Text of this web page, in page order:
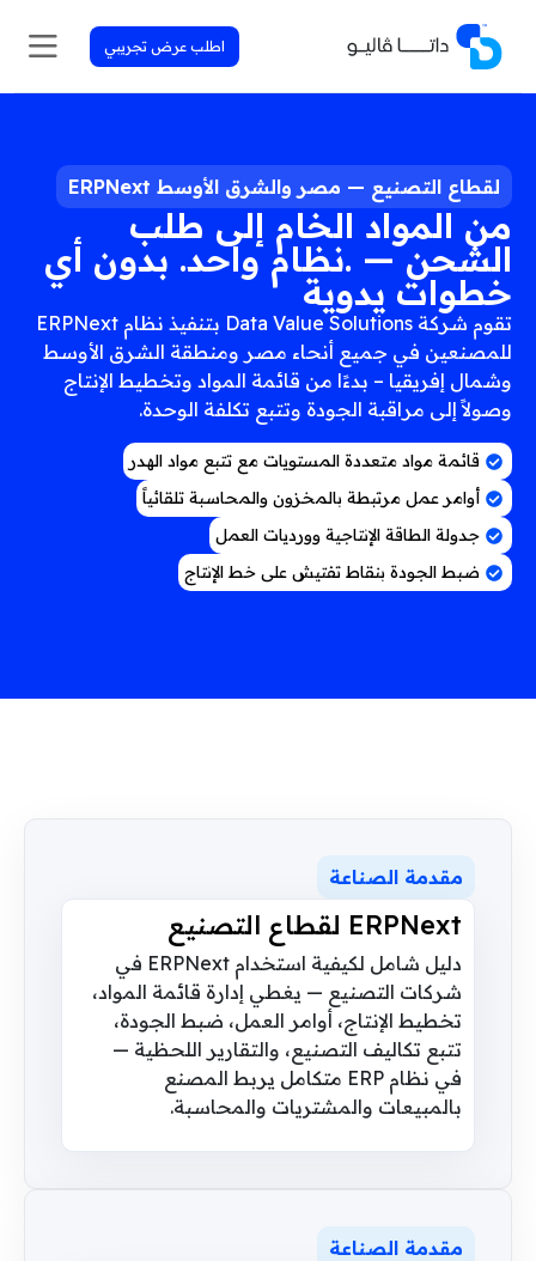
اطلب عرض تجريبي
لقطاع التصنيع — مصر والشرق الأوسط ERPNext
من المواد الخام إلى طلب
الشحن — .نظام واحد. بدون أي
خطوات يدوية
تقوم شركة Data Value Solutions بتنفيذ نظام ERPNext
للمصنعين في جميع أنحاء مصر ومنطقة الشرق الأوسط
وشمال إفريقيا – بدءًا من قائمة المواد وتخطيط الإنتاج
وصولاً إلى مراقبة الجودة وتتبع تكلفة الوحدة.
قائمة مواد متعددة المستويات مع تتبع مواد الهدر
أوامر عمل مرتبطة بالمخزون والمحاسبة تلقائياً
جدولة الطاقة الإنتاجية وورديات العمل
ضبط الجودة بنقاط تفتيش على خط الإنتاج
مقدمة الصناعة
ERPNext لقطاع التصنيع
دليل شامل لكيفية استخدام ERPNext في
شركات التصنيع — يغطي إدارة قائمة المواد،
تخطيط الإنتاج، أوامر العمل، ضبط الجودة،
تتبع تكاليف التصنيع، والتقارير اللحظية —
في نظام ERP متكامل يربط المصنع
بالمبيعات والمشتريات والمحاسبة.
مقدمة الصناعة